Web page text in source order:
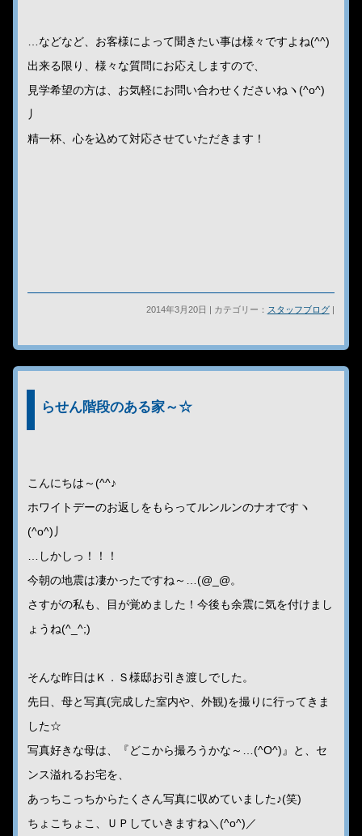
…などなど、お客様によって聞きたい事は様々ですよね(^^)
出来る限り、様々な質問にお応えしますので、
見学希望の方は、お気軽にお問い合わせくださいねヽ(^o^)
丿
精一杯、心を込めて対応させていただきます！
2014年3月20日 | カテゴリー： スタッフブログ|
らせん階段のある家～☆
こんにちは～(^^♪
ホワイトデーのお返しをもらってルンルンのナオですヽ
(^o^)丿
…しかしっ！！！
今朝の地震は凄かったですね～…(@_@。
さすがの私も、目が覚めました！今後も余震に気を付けまし
ょうね(^_^;)
そんな昨日はＫ．Ｓ様邸お引き渡しでした。
先日、母と写真(完成した室内や、外観)を撮りに行ってきま
した☆
写真好きな母は、『どこから撮ろうかな～…(^O^)』と、セ
ンス溢れるお宅を、
あっちこっちからたくさん写真に収めていました♪(笑)
ちょこちょこ、ＵＰしていきますね＼(^o^)／